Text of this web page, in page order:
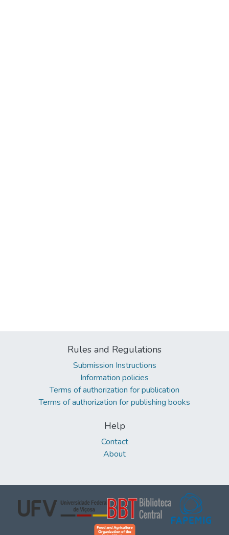
Rules and Regulations
Submission Instructions
Information policies
Terms of authorization for publication
Terms of authorization for publishing books
Help
Contact
About